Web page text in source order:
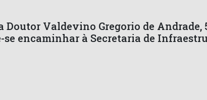
Valdevino Gregorio de Andrade,
encaminhar à Secretaria de